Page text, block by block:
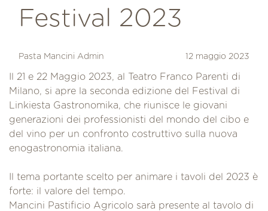
Festival 2023
Pasta Mancini Admin 12 maggio 2023
Il 21 e 22 Maggio 2023, al Teatro Franco Parenti di
Milano, si apre la seconda edizione del Festival di
Linkiesta Gastronomika, che riunisce le giovani
generazioni dei professionisti del mondo del cibo e
del vino per un confronto costruttivo sulla nuova
enogastronomia italiana.
Il tema portante scelto per animare i tavoli del 2023 è
forte: il valore del tempo.
Mancini Pastificio Agricolo sarà presente al tavolo di